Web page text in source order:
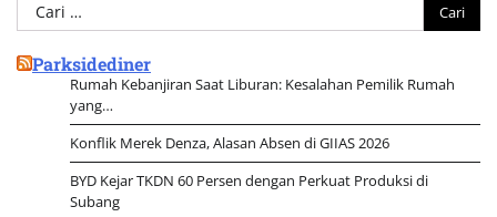
untuk:
Parksidediner
Rumah Kebanjiran Saat Liburan: Kesalahan Pemilik Rumah
yang…
Konflik Merek Denza, Alasan Absen di GIIAS 2026
BYD Kejar TKDN 60 Persen dengan Perkuat Produksi di
Subang